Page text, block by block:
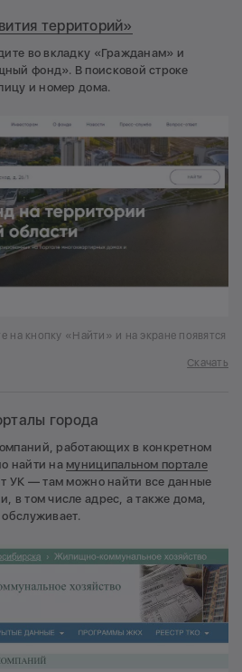
территорий»
во вкладку «Гражданам» и
фонд». В поисковой строке
и номер дома.
на кнопку «Найти» и на экране появятся
Скачать
города
работающих в конкретном
найти на муниципальном портале
УК — там можно найти все данные
в том числе адрес, а также дома,